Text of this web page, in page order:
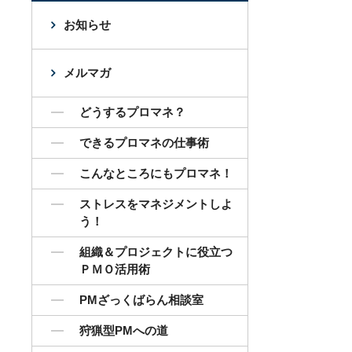
お知らせ
メルマガ
どうするプロマネ？
できるプロマネの仕事術
こんなところにもプロマネ！
ストレスをマネジメントしよ
う！
組織＆プロジェクトに役立つ
ＰＭＯ活用術
PMざっくばらん相談室
狩猟型PMへの道